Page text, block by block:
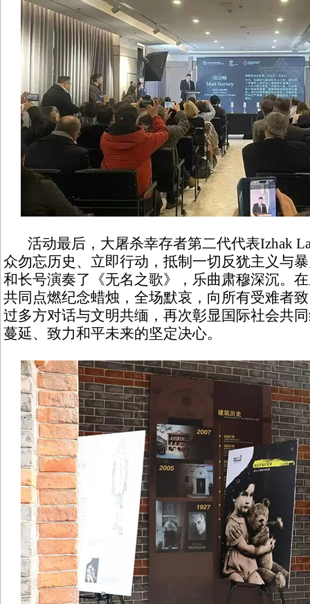
活动最后，大屠杀幸存者第二代代表Izhak
众勿忘历史、立即行动，抵制一切反犹主义与
和长号演奏了《无名之歌》，乐曲肃穆深沉。
共同点燃纪念蜡烛，全场默哀，向所有受难者
过多方对话与文明共缅，再次彰显国际社会共
蔓延、致力和平未来的坚定决心。